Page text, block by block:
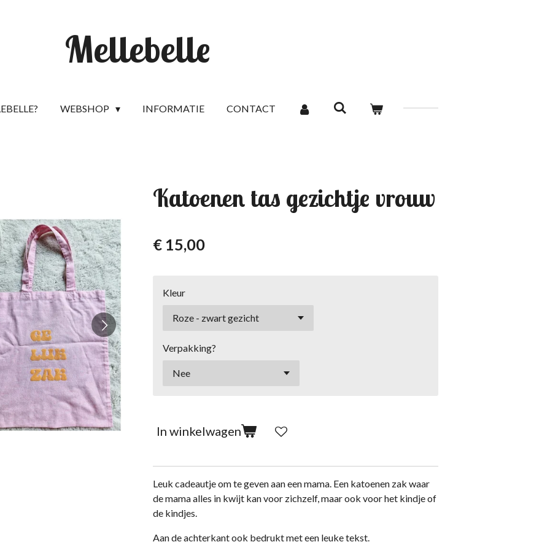
Mellebelle
WEBSHOP INFORMATIE CONTACT
Katoenen tas gezichtje vrouw
€ 15,00
Kleur
Verpakking?
In winkelwagen
Leuk cadeautje om te geven aan een mama. Een katoenen zak waar
de mama alles in kwijt kan voor zichzelf, maar ook voor het kindje of
de kindjes.
Aan de achterkant ook bedrukt met een leuke tekst.